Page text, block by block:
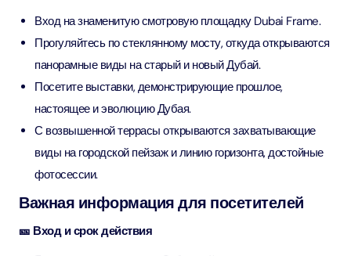
Вход на знаменитую смотровую площадку Dubai Frame.
Прогуляйтесь по стеклянному мосту, откуда открываются
панорамные виды на старый и новый Дубай.
Посетите выставки, демонстрирующие прошлое,
настоящее и эволюцию Дубая.
С возвышенной террасы открываются захватывающие
виды на городской пейзаж и линию горизонта, достойные
фотосессии.
Важная информация для посетителей
🎫 Вход и срок действия